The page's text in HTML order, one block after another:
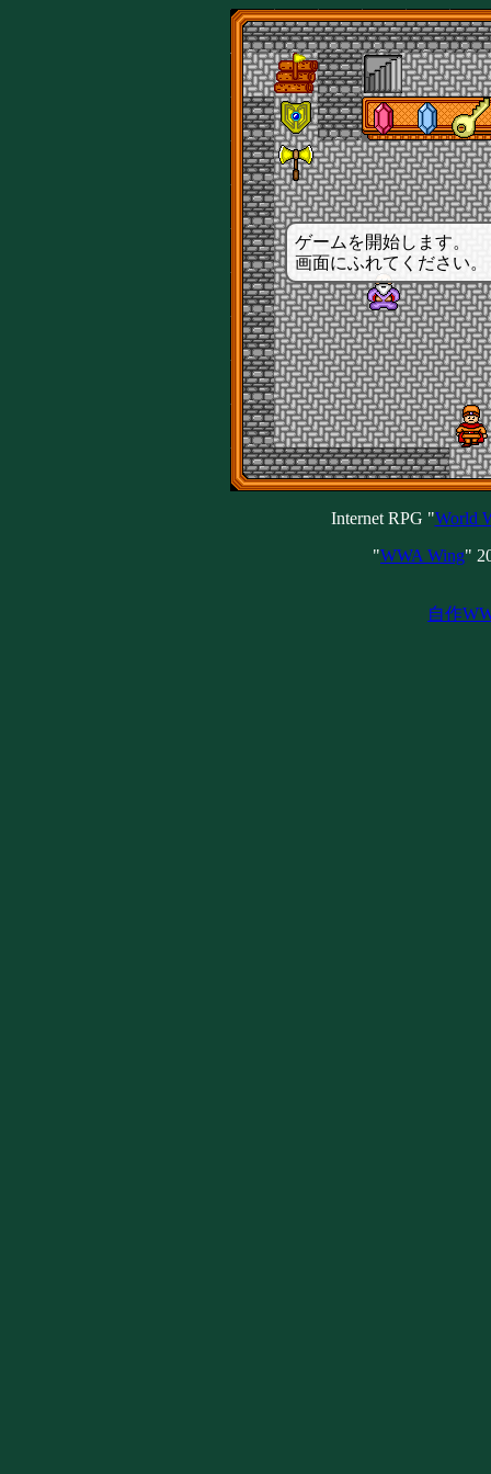
ゲームを開始します。
画面にふれてください。
Internet RPG "World
"WWA Wing"
自作